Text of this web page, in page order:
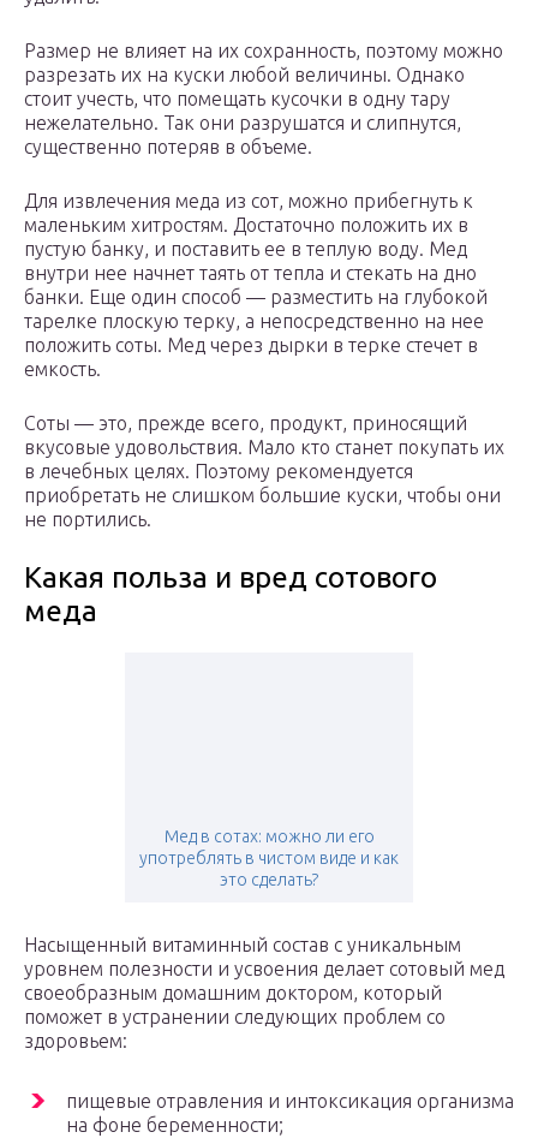
Размер не влияет на их сохранность, поэтому можно
разрезать их на куски любой величины. Однако
стоит учесть, что помещать кусочки в одну тару
нежелательно. Так они разрушатся и слипнутся,
существенно потеряв в объеме.
Для извлечения меда из сот, можно прибегнуть к
маленьким хитростям. Достаточно положить их в
пустую банку, и поставить ее в теплую воду. Мед
внутри нее начнет таять от тепла и стекать на дно
банки. Еще один способ — разместить на глубокой
тарелке плоскую терку, а непосредственно на нее
положить соты. Мед через дырки в терке стечет в
емкость.
Соты — это, прежде всего, продукт, приносящий
вкусовые удовольствия. Мало кто станет покупать их
в лечебных целях. Поэтому рекомендуется
приобретать не слишком большие куски, чтобы они
не портились.
Какая польза и вред сотового
меда
Мед в сотах: можно ли его
употреблять в чистом виде и как
это сделать?
Насыщенный витаминный состав с уникальным
уровнем полезности и усвоения делает сотовый мед
своеобразным домашним доктором, который
поможет в устранении следующих проблем со
здоровьем:
пищевые отравления и интоксикация организма
на фоне беременности;